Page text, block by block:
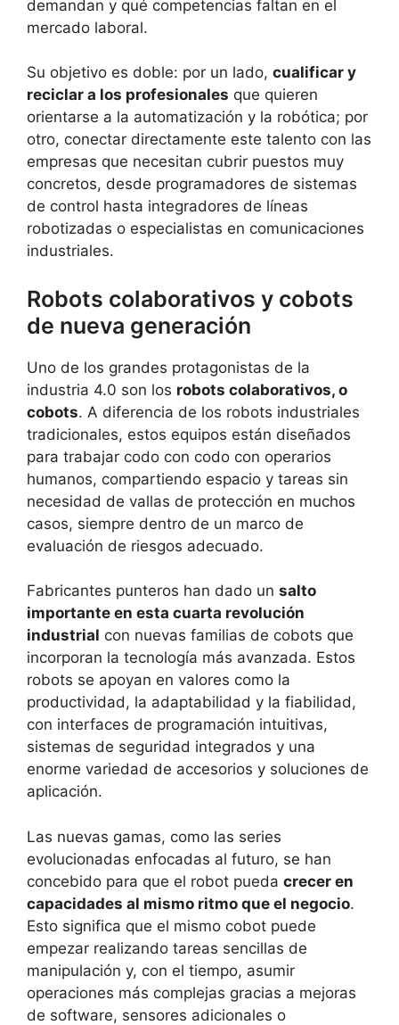
demandan y qué competencias faltan en el
mercado laboral.
Su objetivo es doble: por un lado, cualificar y
reciclar a los profesionales que quieren
orientarse a la automatización y la robótica; por
otro, conectar directamente este talento con las
empresas que necesitan cubrir puestos muy
concretos, desde programadores de sistemas
de control hasta integradores de líneas
robotizadas o especialistas en comunicaciones
industriales.
Robots colaborativos y cobots
de nueva generación
Uno de los grandes protagonistas de la
industria 4.0 son los robots colaborativos, o
cobots. A diferencia de los robots industriales
tradicionales, estos equipos están diseñados
para trabajar codo con codo con operarios
humanos, compartiendo espacio y tareas sin
necesidad de vallas de protección en muchos
casos, siempre dentro de un marco de
evaluación de riesgos adecuado.
Fabricantes punteros han dado un salto
importante en esta cuarta revolución
industrial con nuevas familias de cobots que
incorporan la tecnología más avanzada. Estos
robots se apoyan en valores como la
productividad, la adaptabilidad y la fiabilidad,
con interfaces de programación intuitivas,
sistemas de seguridad integrados y una
enorme variedad de accesorios y soluciones de
aplicación.
Las nuevas gamas, como las series
evolucionadas enfocadas al futuro, se han
concebido para que el robot pueda crecer en
capacidades al mismo ritmo que el negocio.
Esto significa que el mismo cobot puede
empezar realizando tareas sencillas de
manipulación y, con el tiempo, asumir
operaciones más complejas gracias a mejoras
de software, sensores adicionales o